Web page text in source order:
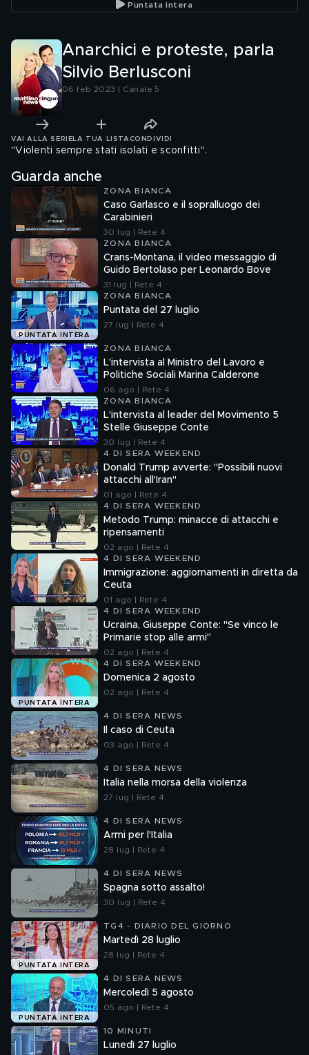
Puntata intera
Anarchici e proteste, parla
Silvio Berlusconi
06 feb 2023 | Canale 5
VAI ALLA SERIE LA TUA LISTA CONDIVIDI
"Violenti sempre stati isolati e sconfitti".
Guarda anche
ZONA BIANCA
Caso Garlasco e il sopralluogo dei
Carabinieri
30 lug | Rete 4
ZONA BIANCA
Crans-Montana, il video messaggio di
Guido Bertolaso per Leonardo Bove
31 lug | Rete 4
PUNTATA INTERA
ZONA BIANCA
Puntata del 27 luglio
27 lug | Rete 4
ZONA BIANCA
L'intervista al Ministro del Lavoro e
Politiche Sociali Marina Calderone
06 ago | Rete 4
ZONA BIANCA
L'intervista al leader del Movimento 5
Stelle Giuseppe Conte
30 lug | Rete 4
4 DI SERA WEEKEND
Donald Trump avverte: "Possibili nuovi
attacchi all'Iran"
01 ago | Rete 4
4 DI SERA WEEKEND
Metodo Trump: minacce di attacchi e
ripensamenti
02 ago | Rete 4
4 DI SERA WEEKEND
Immigrazione: aggiornamenti in diretta da
Ceuta
01 ago | Rete 4
4 DI SERA WEEKEND
Ucraina, Giuseppe Conte: "Se vinco le
Primarie stop alle armi"
02 ago | Rete 4
PUNTATA INTERA
4 DI SERA WEEKEND
Domenica 2 agosto
02 ago | Rete 4
4 DI SERA NEWS
Il caso di Ceuta
03 ago | Rete 4
4 DI SERA NEWS
Italia nella morsa della violenza
27 lug | Rete 4
4 DI SERA NEWS
Armi per l'Italia
28 lug | Rete 4
4 DI SERA NEWS
Spagna sotto assalto!
30 lug | Rete 4
PUNTATA INTERA
TG4 - DIARIO DEL GIORNO
Martedì 28 luglio
28 lug | Rete 4
PUNTATA INTERA
4 DI SERA NEWS
Mercoledì 5 agosto
05 ago | Rete 4
10 MINUTI
Lunedì 27 luglio